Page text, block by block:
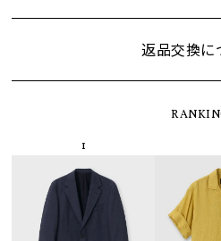
返品交換に